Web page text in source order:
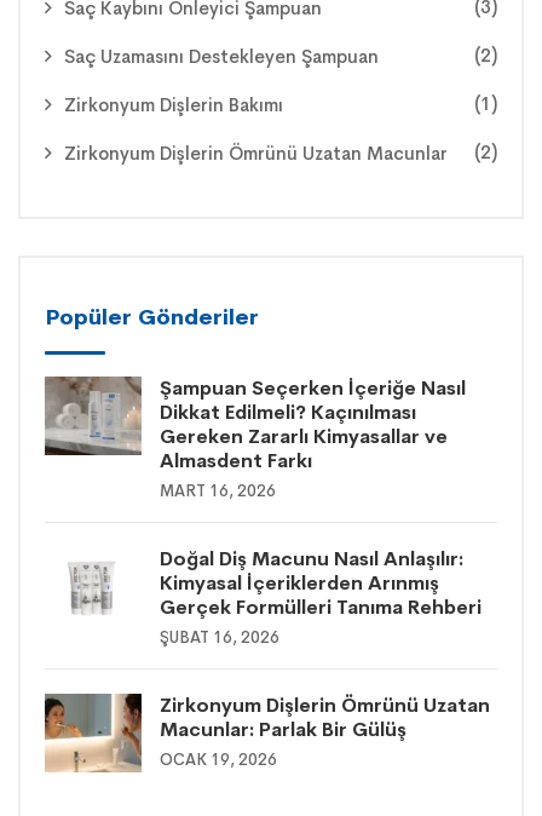
Saç Kaybını Önleyici Şampuan (3)
Saç Uzamasını Destekleyen Şampuan (2)
Zirkonyum Dişlerin Bakımı (1)
Zirkonyum Dişlerin Ömrünü Uzatan Macunlar (2)
Popüler Gönderiler
Şampuan Seçerken İçeriğe Nasıl
Dikkat Edilmeli? Kaçınılması
Gereken Zararlı Kimyasallar ve
Almasdent Farkı
MART 16, 2026
Doğal Diş Macunu Nasıl Anlaşılır:
Kimyasal İçeriklerden Arınmış
Gerçek Formülleri Tanıma Rehberi
ŞUBAT 16, 2026
Zirkonyum Dişlerin Ömrünü Uzatan
Macunlar: Parlak Bir Gülüş
OCAK 19, 2026